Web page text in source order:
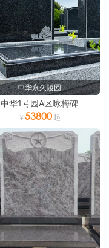
中华永久陵园
中华1号园A区咏梅碑
53800